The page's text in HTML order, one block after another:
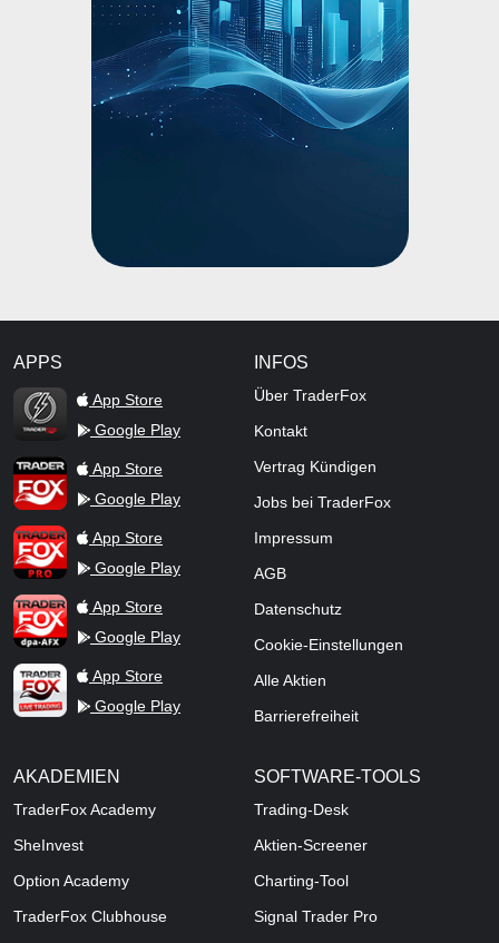
APPS
TraderFox Flash
App Store
Google Play
TraderFox AppApp Store
Google Play
TraderFox ProApp Store
Google Play
TraderFox dpa-AFX ProFeed
App Store
Google Play
TraderFox Live Trading
App Store
Google Play
INFOS
Über TraderFox
Kontakt
Vertrag Kündigen
Jobs bei TraderFox
Impressum
AGB
Datenschutz
Cookie-Einstellungen
Alle Aktien
Barrierefreiheit
AKADEMIEN
TraderFox Academy
SheInvest
Option Academy
TraderFox Clubhouse
SOFTWARE-TOOLS
Trading-Desk
Aktien-Screener
Charting-Tool
Signal Trader Pro